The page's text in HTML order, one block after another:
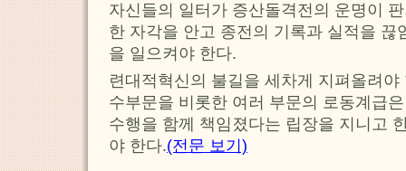
자신들의 일터가 증산돌격전의 운명이
한 자각을 안고 종전의 기록과 실적을 끊
을 일으켜야 한다.
련대적혁신의 불길을 세차게 지펴올려
수부문을 비롯한 여러 부문의 로동계급
수행을 함께 책임졌다는 립장을 지니고
야 한다.(전문 보기)